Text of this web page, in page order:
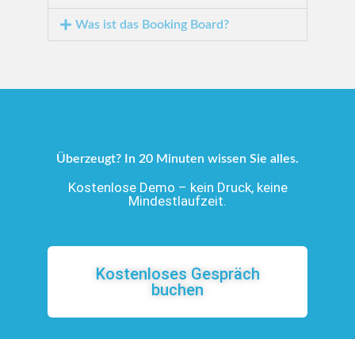
Was ist das Booking Board?
Überzeugt? In 20 Minuten wissen Sie alles.
Kostenlose Demo – kein Druck, keine
Mindestlaufzeit.
Kostenloses Gespräch
buchen